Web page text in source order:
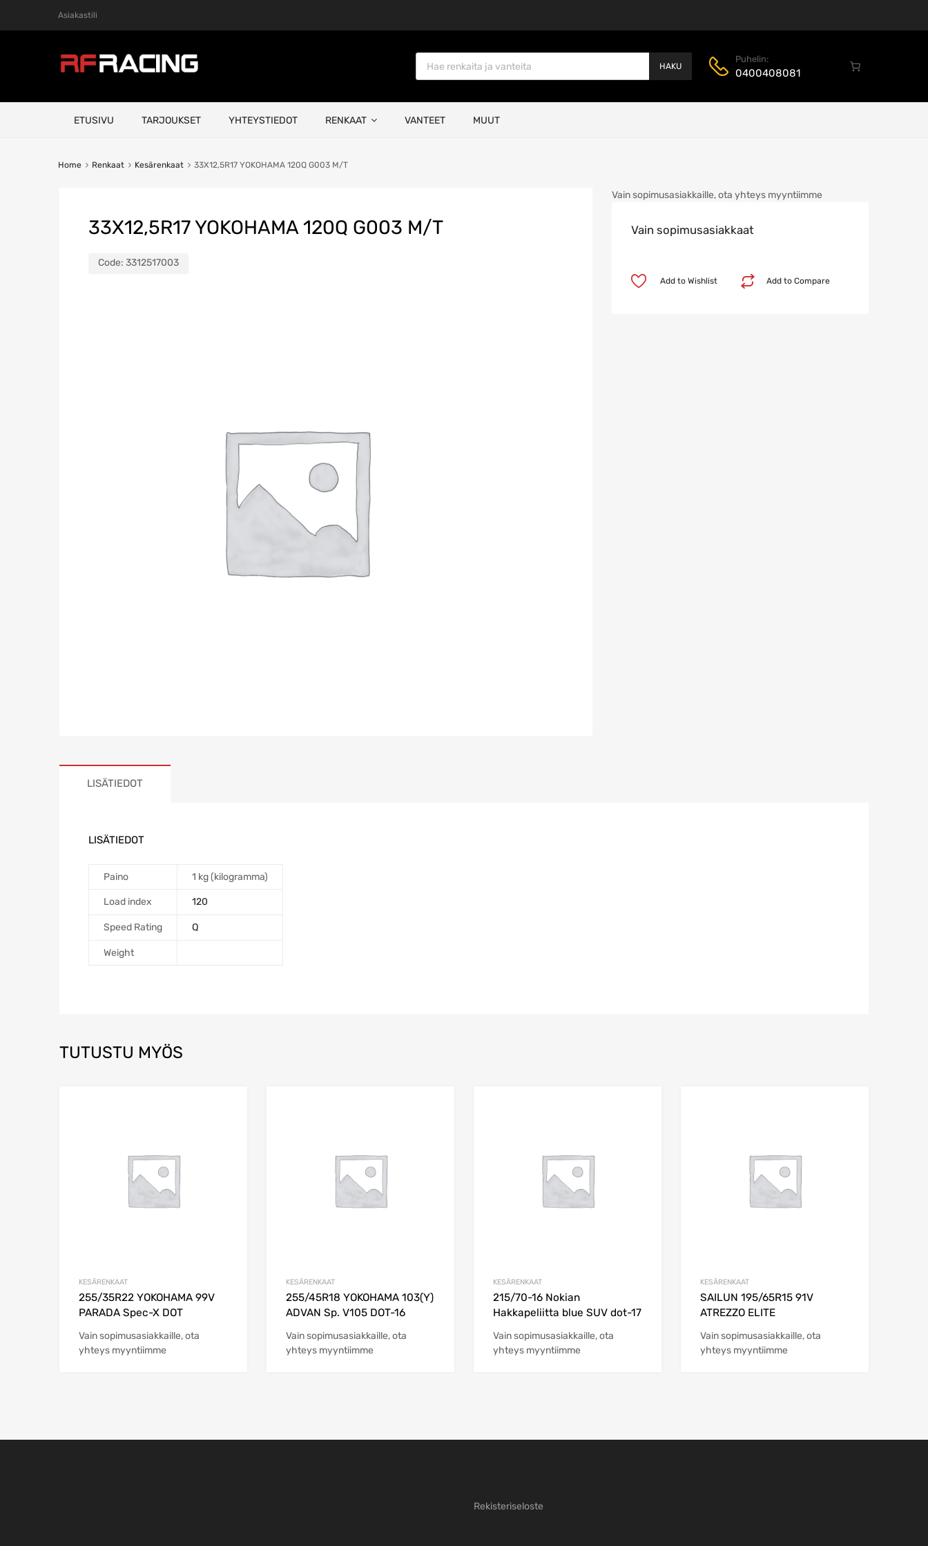
Asiakastili
Products search
HAKU
Puhelin:
0400408081
ETUSIVU TARJOUKSET YHTEYSTIEDOT RENKAAT VANTEET MUUT
Home Renkaat Kesärenkaat 33X12,5R17 YOKOHAMA 120Q G003 M/T
33X12,5R17 YOKOHAMA 120Q G003 M/T
Code: 3312517003
Vain sopimusasiakkaille, ota yhteys myyntiimme
Vain sopimusasiakkaat
Add to Compare
Add to Wishlist
LISÄTIEDOT
LISÄTIEDOT
Paino 1 kg (kilogramma)
Load index 120
Speed Rating Q
Weight
TUTUSTU MYÖS
KESÄRENKAAT
255/35R22 YOKOHAMA 99V
PARADA Spec-X DOT
Vain sopimusasiakkaille, ota
yhteys myyntiimme
KESÄRENKAAT
255/45R18 YOKOHAMA 103(Y)
ADVAN Sp. V105 DOT-16
Vain sopimusasiakkaille, ota
yhteys myyntiimme
KESÄRENKAAT
215/70-16 Nokian
Hakkapeliitta blue SUV dot-17
Vain sopimusasiakkaille, ota
yhteys myyntiimme
KESÄRENKAAT
SAILUN 195/65R15 91V
ATREZZO ELITE
Vain sopimusasiakkaille, ota
yhteys myyntiimme
Rekisteriseloste